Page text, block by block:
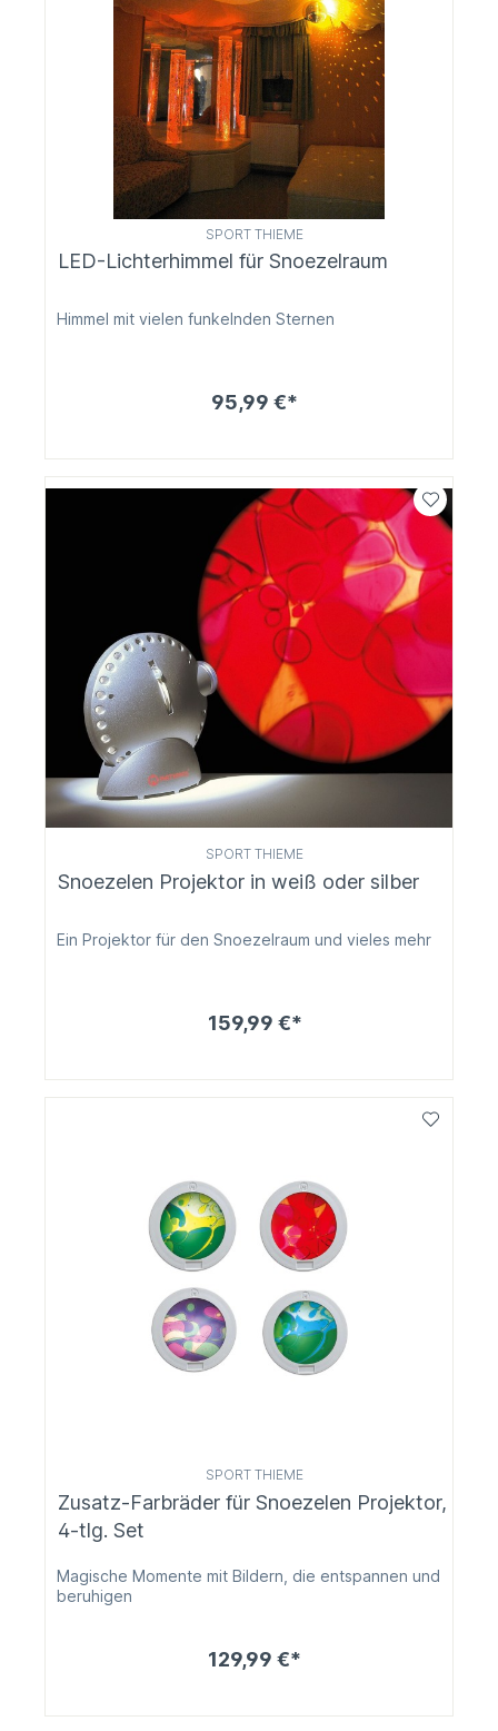
SPORT THIEME
LED-Lichterhimmel für Snoezelraum
Himmel mit vielen funkelnden Sternen
95,99 €*
SPORT THIEME
Snoezelen Projektor in weiß oder silber
Ein Projektor für den Snoezelraum und vieles mehr
159,99 €*
SPORT THIEME
Zusatz-Farbräder für Snoezelen Projektor,
4-tlg. Set
Magische Momente mit Bildern, die entspannen und
beruhigen
129,99 €*